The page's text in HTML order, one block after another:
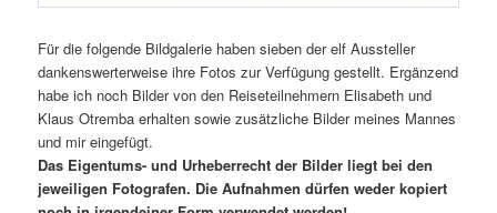
Für die folgende Bildgalerie haben sieben der elf Aussteller
dankenswerterweise ihre Fotos zur Verfügung gestellt. Ergänzend
habe ich noch Bilder von den Reiseteilnehmern Elisabeth und
Klaus Otremba erhalten sowie zusätzliche Bilder meines Mannes
und mir eingefügt.
Das Eigentums- und Urheberrecht der Bilder liegt bei den
jeweiligen Fotografen. Die Aufnahmen dürfen weder kopiert